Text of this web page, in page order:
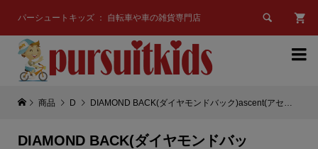
パーシュートキッズ ： 自転車や車の雑貨専門店 

商品 D DIAMOND BACK(ダイヤモンドバック)ascent(アセント)フレームステッカーセット(グリーンフレーム用/1991)
DIAMOND BACK(ダイヤモンドバッ